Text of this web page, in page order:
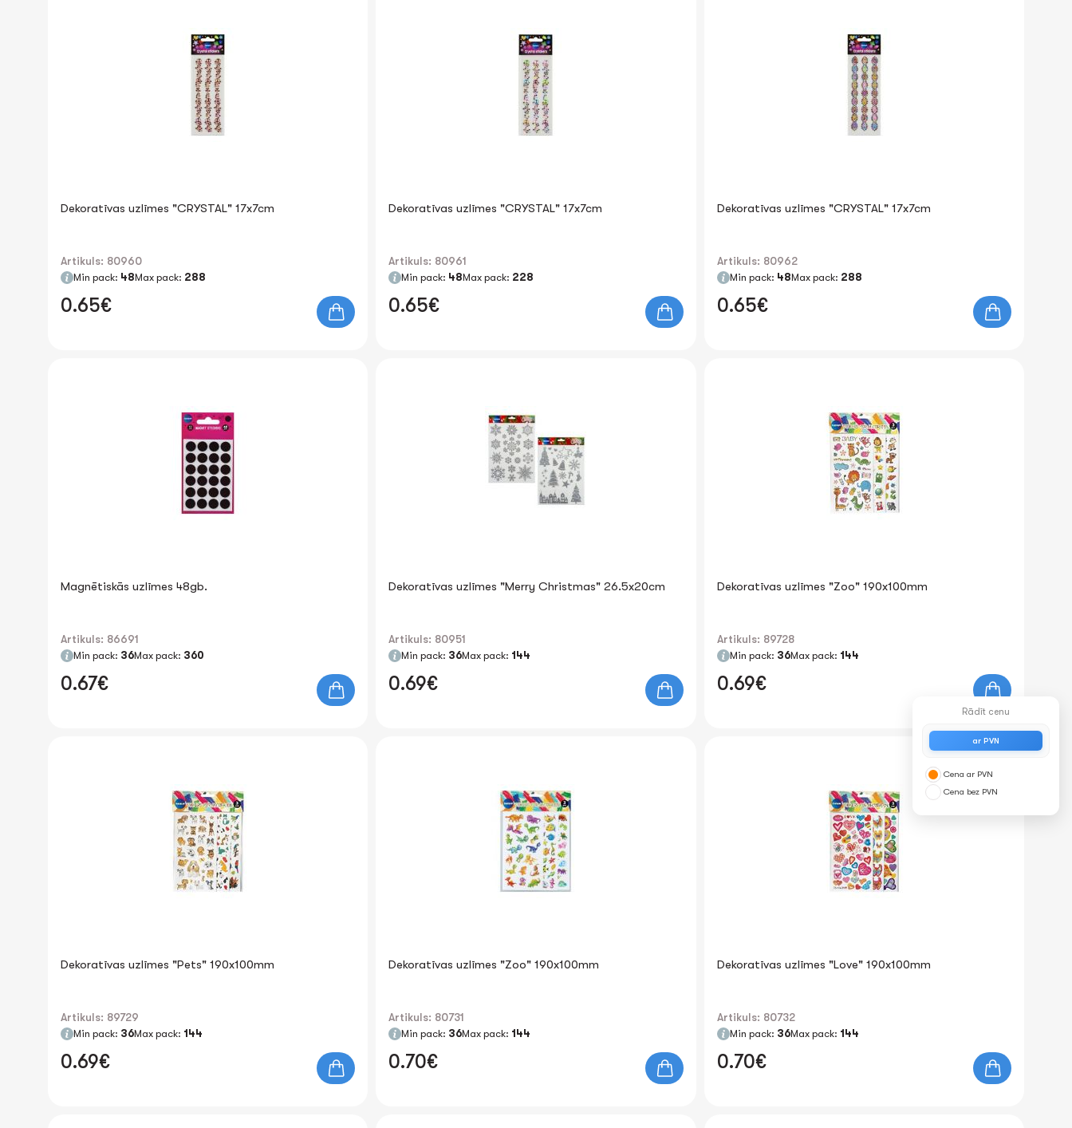
Dekoratīvas uzlīmes "CRYSTAL" 17x7cm
Artikuls: 80960
Min pack: 48Max pack: 288
0.65€
Dekoratīvas uzlīmes "CRYSTAL" 17x7cm
Artikuls: 80961
Min pack: 48Max pack: 228
0.65€
Dekoratīvas uzlīmes "CRYSTAL" 17x7cm
Artikuls: 80962
Min pack: 48Max pack: 288
0.65€
Magnētiskās uzlīmes 48gb.
Artikuls: 86691
Min pack: 36Max pack: 360
0.67€
Dekoratīvas uzlīmes "Merry Christmas" 26.5x20cm
Artikuls: 80951
Min pack: 36Max pack: 144
0.69€
Dekoratīvas uzlīmes "Zoo" 190x100mm
Artikuls: 89728
Min pack: 36Max pack: 144
0.69€
Dekoratīvas uzlīmes "Pets" 190x100mm
Artikuls: 89729
Min pack: 36Max pack: 144
0.69€
Dekoratīvas uzlīmes "Zoo" 190x100mm
Artikuls: 80731
Min pack: 36Max pack: 144
0.70€
Dekoratīvas uzlīmes "Love" 190x100mm
Artikuls: 80732
Min pack: 36Max pack: 144
0.70€
Rādīt cenu
ar PVN
Cena ar PVN
Cena bez PVN